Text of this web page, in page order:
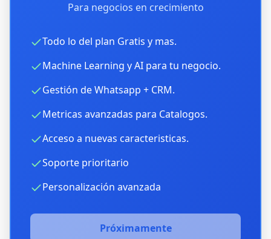
Para negocios en crecimiento
Todo lo del plan Gratis y mas.
Machine Learning y AI para tu negocio.
Gestión de Whatsapp + CRM.
Metricas avanzadas para Catalogos.
Acceso a nuevas caracteristicas.
Soporte prioritario
Personalización avanzada
Próximamente